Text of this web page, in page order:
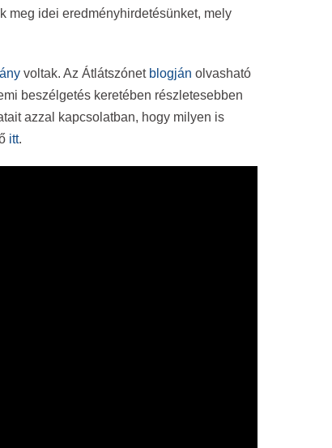
meg idei eredményhirdetésünket, mely
voltak. Az Átlátszónet blogján olvasható
beszélgetés keretében részletesebben
azzal kapcsolatban, hogy milyen is
itt.